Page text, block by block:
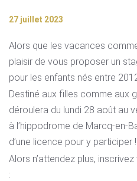
27 juillet 2023
Alors que les vacances
plaisir de vous proposer un
pour les enfants nés entre
Destiné aux filles comme aux
déroulera du lundi 28 août au
à l’hippodrome de Marcq-en-
d’une licence pour y participer !
Alors n’attendez plus,
: